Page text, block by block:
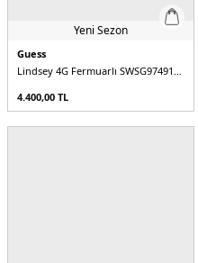
Yeni Sezon
Guess
Lindsey 4G Fermuarlı SWSG9749140 Kadın Cüzdan
4.400,00 TL